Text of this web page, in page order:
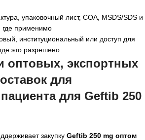
упаковочный лист, COA, MSDS/SDS и
где применимо
институциональный или доступ для
это разрешено
оптовых, экспортных
для
для Geftib 250
закупку Geftib 250 mg оптом